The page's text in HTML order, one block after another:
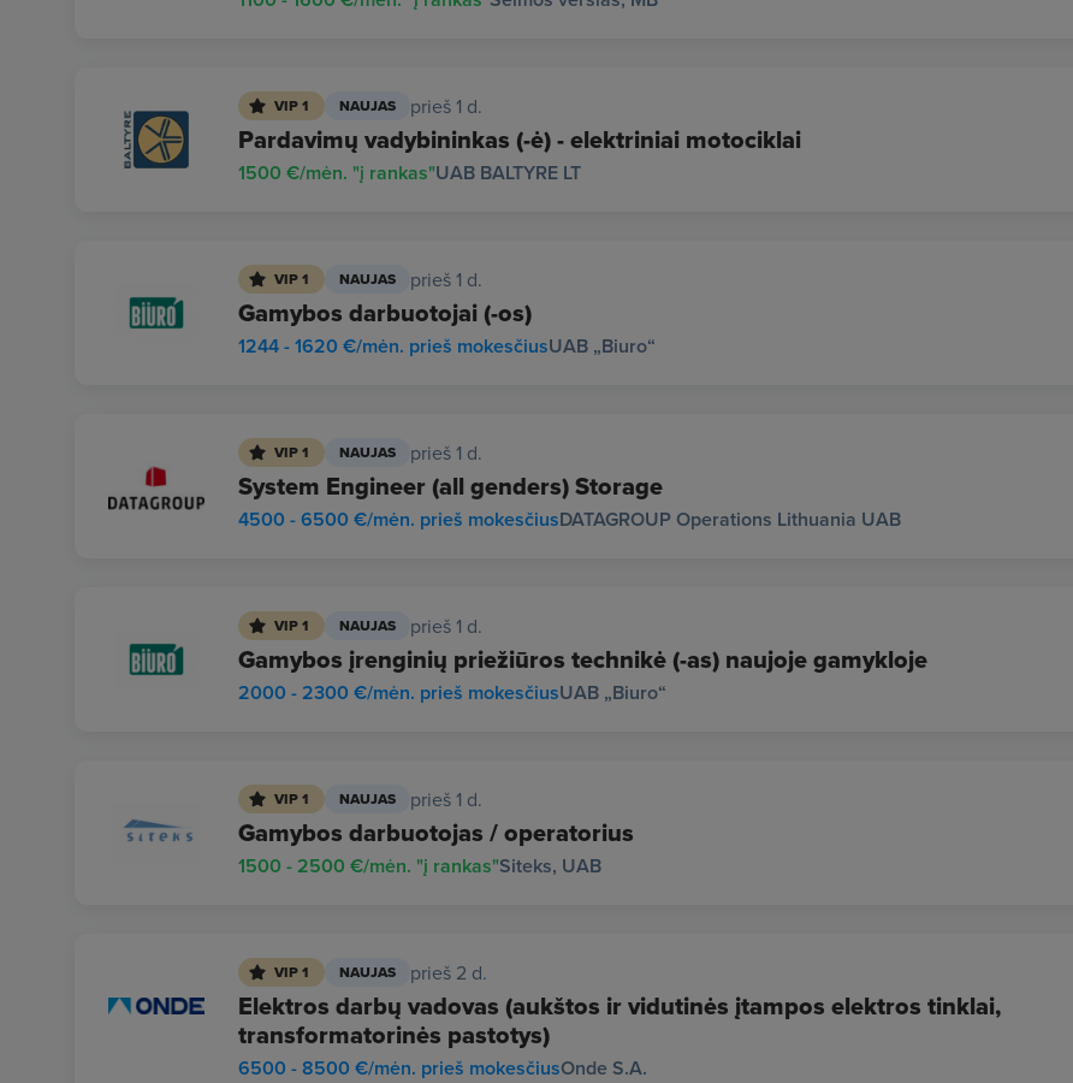
VIP 1 NAUJAS prieš 1 d.
Pardavimų vadybininkas (-ė) - elektriniai motociklai
UAB BALTYRE LT
1500 €/mėn. "į rankas"
VIP 1 NAUJAS prieš 1 d.
Gamybos darbuotojai (-os)
UAB „Biuro“
1244 - 1620 €/mėn. prieš mokesčius
VIP 1 NAUJAS prieš 1 d.
System Engineer (all genders) Storage
DATAGROUP Operations Lithuania UAB
4500 - 6500 €/mėn. prieš mokesčius
VIP 1 NAUJAS prieš 1 d.
Gamybos įrenginių priežiūros technikė (-as) naujoje gamykloje
UAB „Biuro“
2000 - 2300 €/mėn. prieš mokesčius
VIP 1 NAUJAS prieš 1 d.
Gamybos darbuotojas / operatorius
Siteks, UAB
1500 - 2500 €/mėn. "į rankas"
VIP 1 NAUJAS prieš 2 d.
Elektros darbų vadovas (aukštos ir vidutinės įtampos elektros tinklai,
transformatorinės pastotys)
Onde S.A.
6500 - 8500 €/mėn. prieš mokesčius